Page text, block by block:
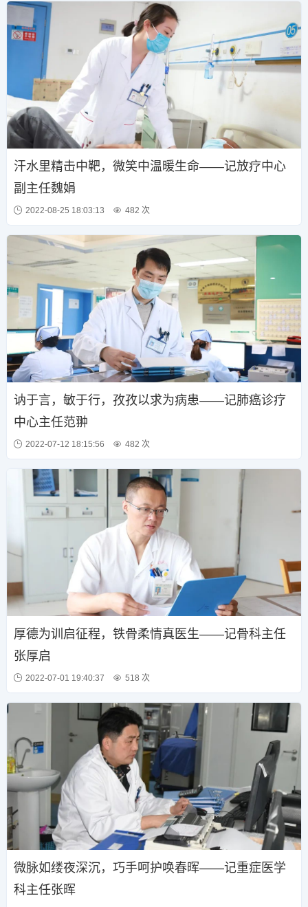
汗水里精击中靶，微笑中温暖生命——记放疗中心
副主任魏娟
2022-08-25 18:03:13 482 次
讷于言，敏于行，孜孜以求为病患——记肺癌诊疗
中心主任范翀
2022-07-12 18:15:56 482 次
厚德为训启征程，铁骨柔情真医生——记骨科主任
张厚启
2022-07-01 19:40:37 518 次
微脉如缕夜深沉，巧手呵护唤春晖——记重症医学
科主任张晖